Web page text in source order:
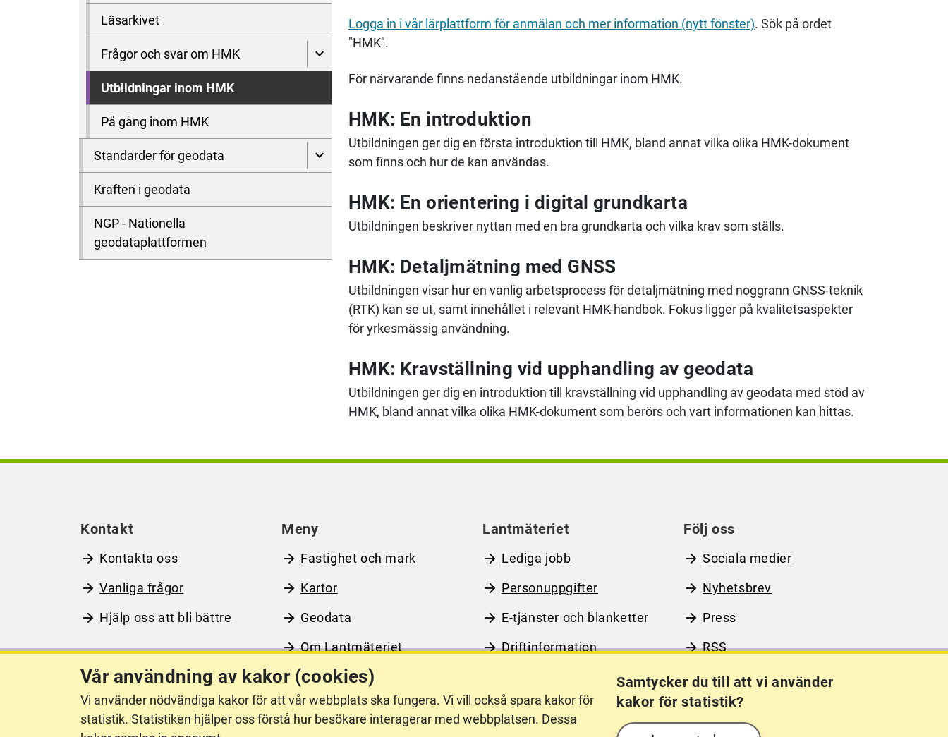
Läsarkivet
Frågor och svar om HMK
Utbildningar inom HMK
På gång inom HMK
Standarder för geodata
Kraften i geodata
NGP - Nationella
geodataplattformen
Logga in i vår lärplattform för anmälan och mer information (nytt fönster). Sök på ordet
"HMK".
För närvarande finns nedanstående utbildningar inom HMK.
HMK: En introduktion
Utbildningen ger dig en första introduktion till HMK, bland annat vilka olika HMK-dokument
som finns och hur de kan användas.
HMK: En orientering i digital grundkarta
Utbildningen beskriver nyttan med en bra grundkarta och vilka krav som ställs.
HMK: Detaljmätning med GNSS
Utbildningen visar hur en vanlig arbetsprocess för detaljmätning med noggrann GNSS-teknik
(RTK) kan se ut, samt innehållet i relevant HMK-handbok. Fokus ligger på kvalitetsaspekter
för yrkesmässig användning.
HMK: Kravställning vid upphandling av geodata
Utbildningen ger dig en introduktion till kravställning vid upphandling av geodata med stöd av
HMK, bland annat vilka olika HMK-dokument som berörs och vart informationen kan hittas.
Vår användning av kakor (cookies)
Vi använder nödvändiga kakor för att vår webbplats ska fungera. Vi vill också spara kakor för
statistik. Statistiken hjälper oss förstå hur besökare interagerar med webbplatsen. Dessa
Samtycker du till att vi använder
kakor för statistik?
Kontakt
Kontakta oss
Vanliga frågor
Hjälp oss att bli bättre
Meny
Fastighet och mark
Kartor
Geodata
Om Lantmäteriet
Lantmäteriet
Lediga jobb
Personuppgifter
E-tjänster och blanketter
Driftinformation
Följ oss
Sociala medier
Nyhetsbrev
Press
RSS
Om webbplatsen Tillgänglighet Other languages Kakor (cookies)